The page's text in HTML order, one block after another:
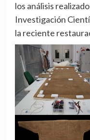
los análisis
Investigación
la reciente